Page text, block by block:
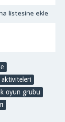
listesine ekle
aktiviteleri
oyun grubu